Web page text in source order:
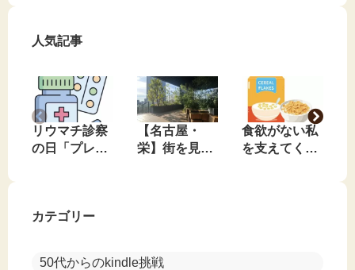
人気記事
リウマチ診察
の日「プレド
【名古屋・
栄】街を見下
食欲がない私
を支えてくれ
カテゴリー
50代からのkindle挑戦